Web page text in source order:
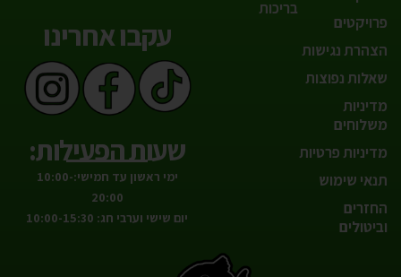
פרויקטים
הצהרת נגישות
שאלות נפוצות
מדיניות
משלוחים
מדיניות פרטיות
תנאי שימוש
החזרים
וביטולים
בריכות
עקבו אחרינו
שעות הפעילות:
ימי ראשון עד חמישי:10:00-
20:00
יום שישי וערבי חג: 10:00-15:30